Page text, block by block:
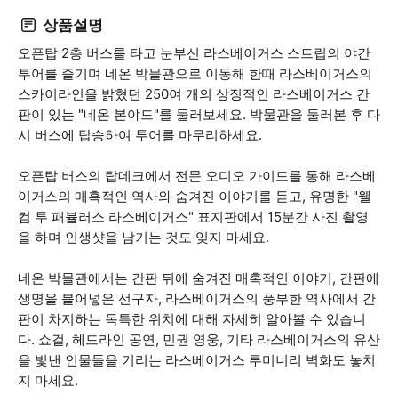
상품설명
오픈탑 2층 버스를 타고 눈부신 라스베이거스 스트립의 야간
투어를 즐기며 네온 박물관으로 이동해 한때 라스베이거스의
스카이라인을 밝혔던 250여 개의 상징적인 라스베이거스 간
판이 있는 "네온 본야드"를 둘러보세요. 박물관을 둘러본 후 다
시 버스에 탑승하여 투어를 마무리하세요.
오픈탑 버스의 탑데크에서 전문 오디오 가이드를 통해 라스베
이거스의 매혹적인 역사와 숨겨진 이야기를 듣고, 유명한 "웰
컴 투 패뷸러스 라스베이거스" 표지판에서 15분간 사진 촬영
을 하며 인생샷을 남기는 것도 잊지 마세요.
네온 박물관에서는 간판 뒤에 숨겨진 매혹적인 이야기, 간판에
생명을 불어넣은 선구자, 라스베이거스의 풍부한 역사에서 간
판이 차지하는 독특한 위치에 대해 자세히 알아볼 수 있습니
다. 쇼걸, 헤드라인 공연, 민권 영웅, 기타 라스베이거스의 유산
을 빛낸 인물들을 기리는 라스베이거스 루미너리 벽화도 놓치
지 마세요.